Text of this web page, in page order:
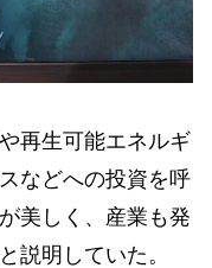
再生可能エネルギ
などへの投資を呼
美しく、産業も発
説明していた。